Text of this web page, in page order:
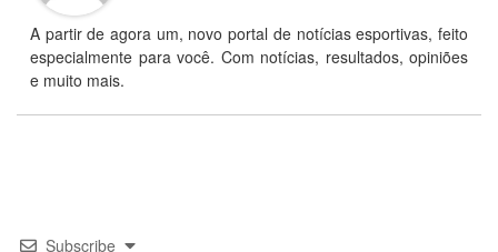
A partir de agora um, novo portal de notícias esportivas, feito
especialmente para você. Com notícias, resultados, opiniões
e muito mais.
Subscribe